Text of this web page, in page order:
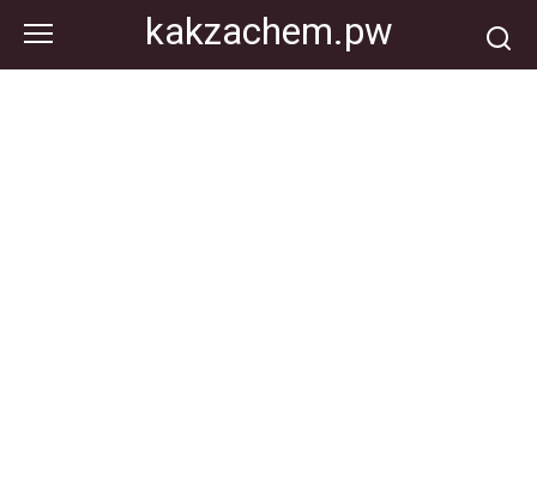
контенту
kakzachem.pw